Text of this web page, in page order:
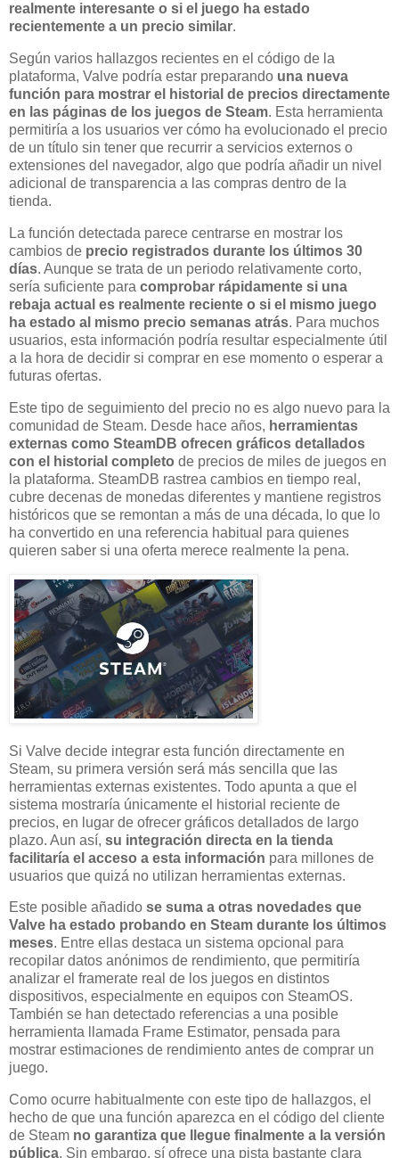
realmente interesante o si el juego ha estado
recientemente a un precio similar.
Según varios hallazgos recientes en el código de la
plataforma, Valve podría estar preparando una nueva
función para mostrar el historial de precios directamente
en las páginas de los juegos de Steam. Esta herramienta
permitiría a los usuarios ver cómo ha evolucionado el precio
de un título sin tener que recurrir a servicios externos o
extensiones del navegador, algo que podría añadir un nivel
adicional de transparencia a las compras dentro de la
tienda.
La función detectada parece centrarse en mostrar los
cambios de precio registrados durante los últimos 30
días. Aunque se trata de un periodo relativamente corto,
sería suficiente para comprobar rápidamente si una
rebaja actual es realmente reciente o si el mismo juego
ha estado al mismo precio semanas atrás. Para muchos
usuarios, esta información podría resultar especialmente útil
a la hora de decidir si comprar en ese momento o esperar a
futuras ofertas.
Este tipo de seguimiento del precio no es algo nuevo para la
comunidad de Steam. Desde hace años, herramientas
externas como SteamDB ofrecen gráficos detallados
con el historial completo de precios de miles de juegos en
la plataforma. SteamDB rastrea cambios en tiempo real,
cubre decenas de monedas diferentes y mantiene registros
históricos que se remontan a más de una década, lo que lo
ha convertido en una referencia habitual para quienes
quieren saber si una oferta merece realmente la pena.
Si Valve decide integrar esta función directamente en
Steam, su primera versión será más sencilla que las
herramientas externas existentes. Todo apunta a que el
sistema mostraría únicamente el historial reciente de
precios, en lugar de ofrecer gráficos detallados de largo
plazo. Aun así, su integración directa en la tienda
facilitaría el acceso a esta información para millones de
usuarios que quizá no utilizan herramientas externas.
Este posible añadido se suma a otras novedades que
Valve ha estado probando en Steam durante los últimos
meses. Entre ellas destaca un sistema opcional para
recopilar datos anónimos de rendimiento, que permitiría
analizar el framerate real de los juegos en distintos
dispositivos, especialmente en equipos con SteamOS.
También se han detectado referencias a una posible
herramienta llamada Frame Estimator, pensada para
mostrar estimaciones de rendimiento antes de comprar un
juego.
Como ocurre habitualmente con este tipo de hallazgos, el
hecho de que una función aparezca en el código del cliente
de Steam no garantiza que llegue finalmente a la versión
pública. Sin embargo, sí ofrece una pista bastante clara